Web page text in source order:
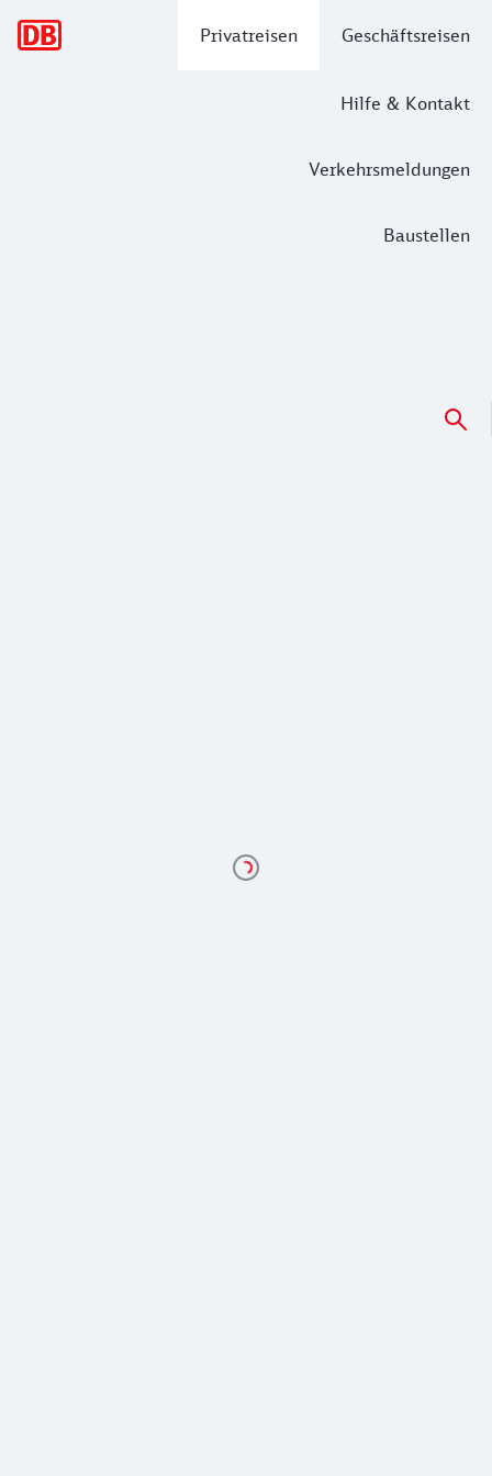
Privatreisen Geschäftsreisen
Hilfe & Kontakt
Verkehrsmeldungen
Baustellen